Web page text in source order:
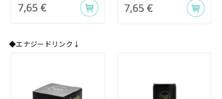
◆エナジードリンク↓